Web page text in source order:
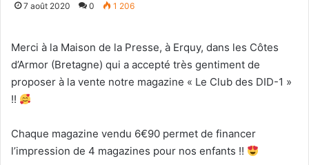
7 août 2020 0 1 206
Merci à la Maison de la Presse, à Erquy, dans les Côtes
d’Armor (Bretagne) qui a accepté très gentiment de
proposer à la vente notre magazine « Le Club des DID-1 »
!!
Chaque magazine vendu 6€90 permet de financer
l’impression de 4 magazines pour nos enfants !!